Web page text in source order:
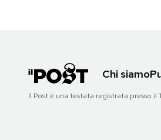
Chi siamo
Il Post è una testata registrata presso